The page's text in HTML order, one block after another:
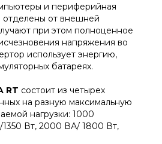
и периферийная
отделены от внешней
при этом полноценное
напряжения во
использует энергию,
батареях.
RT состоит из четырех
на разную максимальную
нагрузки: 1000
Вт, 2000 ВА/ 1800 Вт,